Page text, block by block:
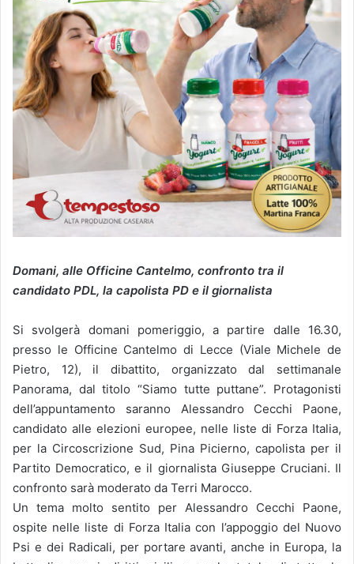
Domani, alle Officine Cantelmo, confronto tra il
candidato PDL, la capolista PD e il giornalista
Si svolgerà domani pomeriggio, a partire dalle 16.30,
presso le Officine Cantelmo di Lecce (Viale Michele de
Pietro, 12), il dibattito, organizzato dal settimanale
Panorama, dal titolo “Siamo tutte puttane”. Protagonisti
dell’appuntamento saranno Alessandro Cecchi Paone,
candidato alle elezioni europee, nelle liste di Forza Italia,
per la Circoscrizione Sud, Pina Picierno, capolista per il
Partito Democratico, e il giornalista Giuseppe Cruciani. Il
confronto sarà moderato da Terri Marocco.
Un tema molto sentito per Alessandro Cecchi Paone,
ospite nelle liste di Forza Italia con l’appoggio del Nuovo
Psi e dei Radicali, per portare avanti, anche in Europa, la